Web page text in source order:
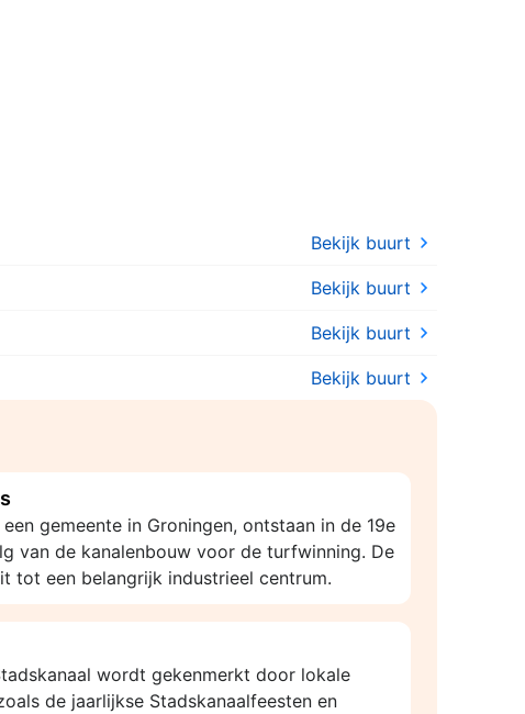
Bekijk buurt
Bekijk buurt
Bekijk buurt
Bekijk buurt
gemeente in Groningen, ontstaan in de 19e
van de kanalenbouw voor de turfwinning. De
tot een belangrijk industrieel centrum.
wordt gekenmerkt door lokale
de jaarlijkse Stadskanaalfeesten en